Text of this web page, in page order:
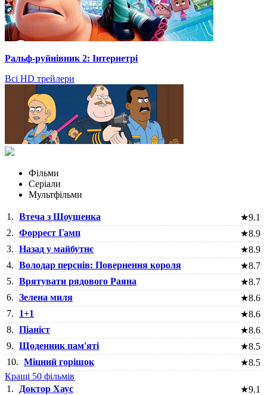
Ральф-руйнівник 2: Інтернетрі
Всі HD трейлери
Фільми
Серіали
Мультфільми
1. Втеча з Шоушенка ★9.1
2. Форрест Гамп ★8.9
3. Назад у майбутнє ★8.9
4. Володар перснів: Повернення короля ★8.7
5. Врятувати рядового Раяна ★8.7
6. Зелена миля ★8.6
7.
1+1 ★8.6
8. Піаніст ★8.6
9. Щоденник пам'яті ★8.5
10. Міцний горішок ★8.5
Кращі 50 фільмів
1.
Доктор Хаус ★9.1